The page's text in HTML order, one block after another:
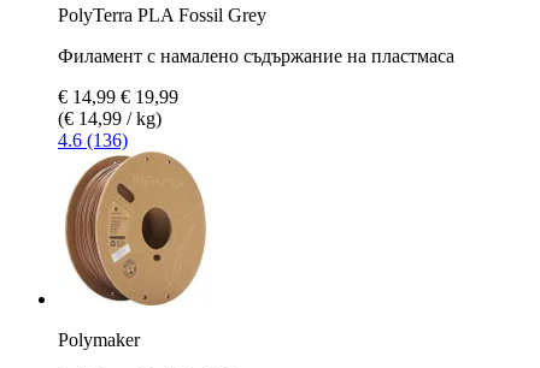
PolyTerra PLA Fossil Grey
Филамент с намалено съдържание на пластмаса
€ 14,99 € 19,99
(€ 14,99 / kg)
4.6 (136)
Polymaker